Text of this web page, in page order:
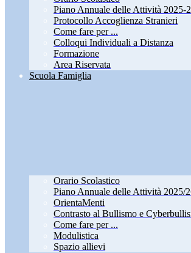
Piano Annuale delle Attività 2025-
Protocollo Accoglienza Stranieri
Come fare per ...
Colloqui Individuali a Distanza
Formazione
Area Riservata
Scuola Famiglia
Orario Scolastico
Piano Annuale delle Attività 2025/
OrientaMenti
Contrasto al Bullismo e
Come fare per ...
Modulistica
Spazio allievi